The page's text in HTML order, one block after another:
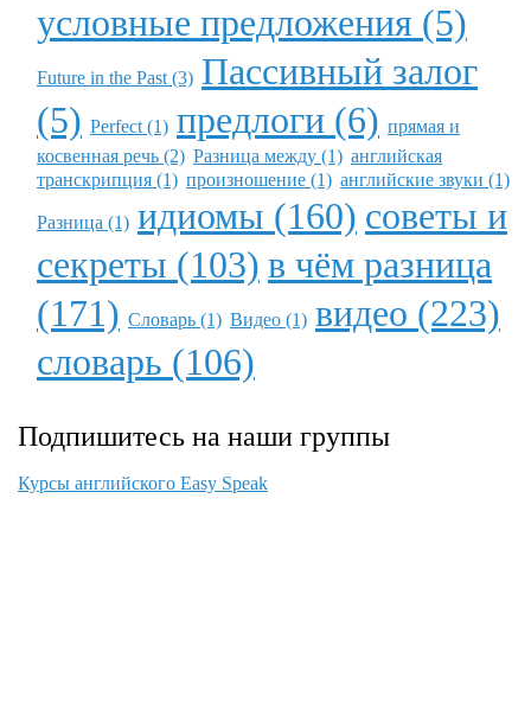
условные предложения (5)
Future in the Past (3) Пассивный залог
(5) Perfect (1) предлоги (6) прямая и
косвенная речь (2) Разница между (1) английская
транскрипция (1) произношение (1) английские звуки (1)
Разница (1) идиомы (160) советы и
секреты (103) в чём разница
(171) Словарь (1) Видео (1) видео (223)
словарь (106)
Подпишитесь на наши группы
Курсы английского Easy Speak